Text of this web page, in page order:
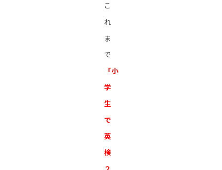
こ
れ
ま
で
「小
学
生
で
英
検